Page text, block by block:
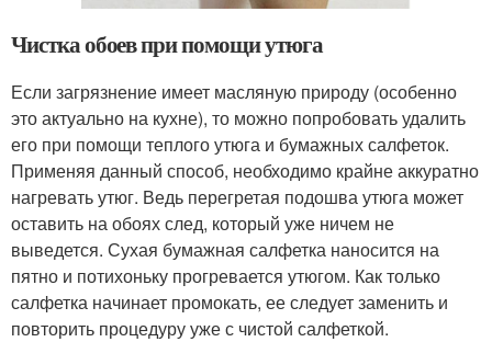
Чистка обоев при помощи утюга
Если загрязнение имеет масляную природу (особенно
это актуально на кухне), то можно попробовать удалить
его при помощи теплого утюга и бумажных салфеток.
Применяя данный способ, необходимо крайне аккуратно
нагревать утюг. Ведь перегретая подошва утюга может
оставить на обоях след, который уже ничем не
выведется. Сухая бумажная салфетка наносится на
пятно и потихоньку прогревается утюгом. Как только
салфетка начинает промокать, ее следует заменить и
повторить процедуру уже с чистой салфеткой.